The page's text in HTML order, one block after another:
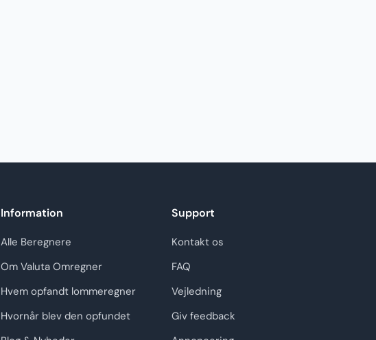
Information
Alle Beregnere
Om Valuta Omregner
Hvem opfandt lommeregner
Hvornår blev den opfundet
Support
Kontakt os
FAQ
Vejledning
Giv feedback